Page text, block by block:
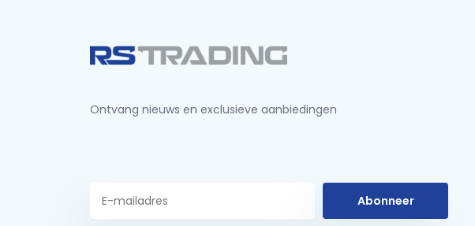
Ontvang nieuws en exclusieve aanbiedingen
Abonneer